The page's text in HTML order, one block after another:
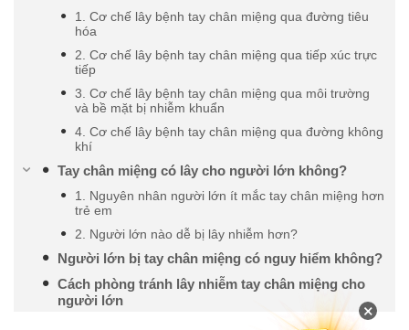
1. Cơ chế lây bệnh tay chân miệng qua đường tiêu
hóa
2. Cơ chế lây bệnh tay chân miệng qua tiếp xúc trực
tiếp
3. Cơ chế lây bệnh tay chân miệng qua môi trường
và bề mặt bị nhiễm khuẩn
4. Cơ chế lây bệnh tay chân miệng qua đường không
khí
Tay chân miệng có lây cho người lớn không?
1. Nguyên nhân người lớn ít mắc tay chân miệng hơn
trẻ em
2. Người lớn nào dễ bị lây nhiễm hơn?
Người lớn bị tay chân miệng có nguy hiểm không?
Cách phòng tránh lây nhiễm tay chân miệng cho
người lớn
×